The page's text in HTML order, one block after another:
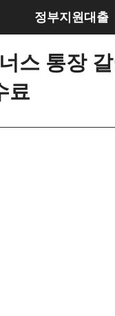
정부지원대출
스 통장
료